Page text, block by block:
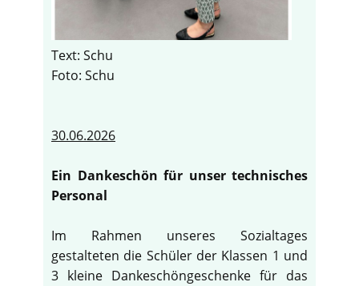
Text: Schu
Foto: Schu
30.06.2026
Ein Dankeschön für unser technisches
Personal
Im Rahmen unseres Sozialtages
gestalteten die Schüler der Klassen 1 und
3 kleine Dankeschöngeschenke für das